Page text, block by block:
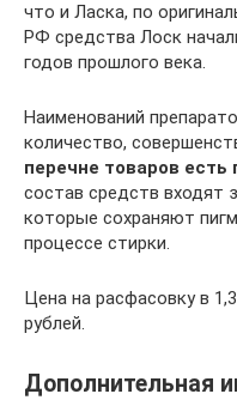
что и Ласка, по
РФ средства Лоск
годов прошлого века.
Наименований
количество,
перечне товаров есть
состав средств входят
которые сохраняют
процессе стирки.
Цена на расфасовку в
рублей.
Дополнительная